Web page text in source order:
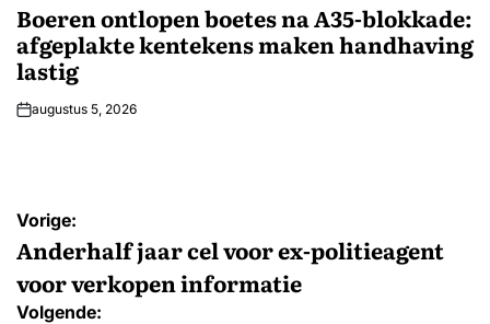
Boeren ontlopen boetes na A35-blokkade:
afgeplakte kentekens maken handhaving
lastig
augustus 5, 2026
Bericht
navigatie
Vorige:
Anderhalf jaar cel voor ex-politieagent
voor verkopen informatie
Volgende: